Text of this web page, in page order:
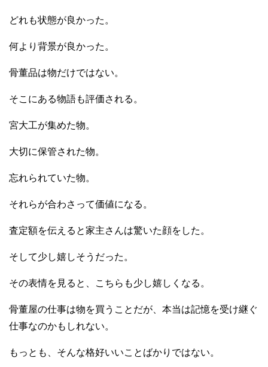
どれも状態が良かった。
何より背景が良かった。
骨董品は物だけではない。
そこにある物語も評価される。
宮大工が集めた物。
大切に保管された物。
忘れられていた物。
それらが合わさって価値になる。
査定額を伝えると家主さんは驚いた顔をした。
そして少し嬉しそうだった。
その表情を見ると、こちらも少し嬉しくなる。
骨董屋の仕事は物を買うことだが、本当は記憶を受け継ぐ
仕事なのかもしれない。
もっとも、そんな格好いいことばかりではない。